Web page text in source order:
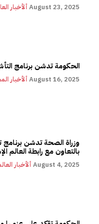
ألأخبار August 23, 2025
الحكومة تدشن برنامج
ألأخبار August 16, 2025
وزراة الصحة تدشن
بالتعاون مع رابطة العالم
ألأخبار August 4, 2025